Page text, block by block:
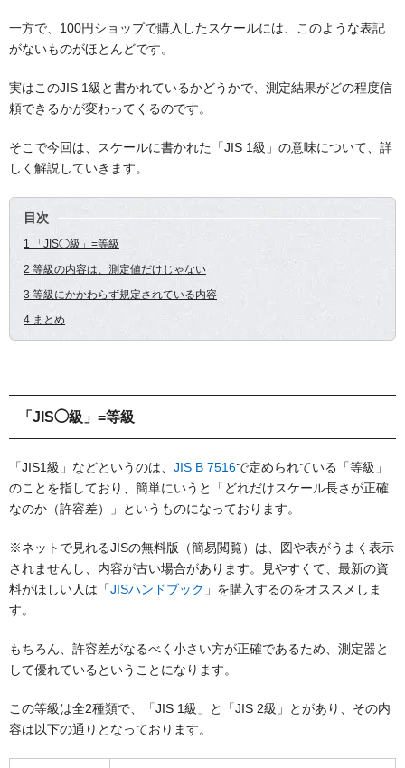
一方で、100円ショップで購入したスケールには、このような表記
がないものがほとんどです。
実はこのJIS 1級と書かれているかどうかで、測定結果がどの程度信
頼できるかが変わってくるのです。
そこで今回は、スケールに書かれた「JIS 1級」の意味について、詳
しく解説していきます。
目次
1 「JIS◯級」=等級
2 等級の内容は、測定値だけじゃない
3 等級にかかわらず規定されている内容
4 まとめ
「JIS◯級」=等級
「JIS1級」などというのは、 JIS B 7516で定められている「等級」
のことを指しており、簡単にいうと「どれだけスケール長さが正確
なのか（許容差）」というものになっております。
※ネットで見れるJISの無料版（簡易閲覧）は、図や表がうまく表示
されませんし、内容が古い場合があります。見やすくて、最新の資
料がほしい人は「JISハンドブック 」を購入するのをオススメしま
す。
もちろん、許容差がなるべく小さい方が正確であるため、測定器と
して優れているということになります。
この等級は全2種類で、「JIS 1級」と「JIS 2級」とがあり、その内
容は以下の通りとなっております。